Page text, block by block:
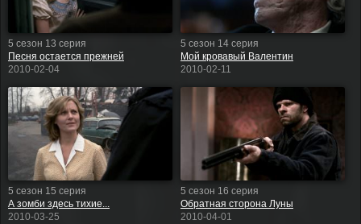
5 сезон 13 серия
Песня остается прежней
2010-02-04
5 сезон 14 серия
Мой кровавый Валентин
2010-02-11
5 сезон 15 серия
А зомби здесь тихие...
2010-03-25
5 сезон 16 серия
Обратная сторона Луны
2010-04-01